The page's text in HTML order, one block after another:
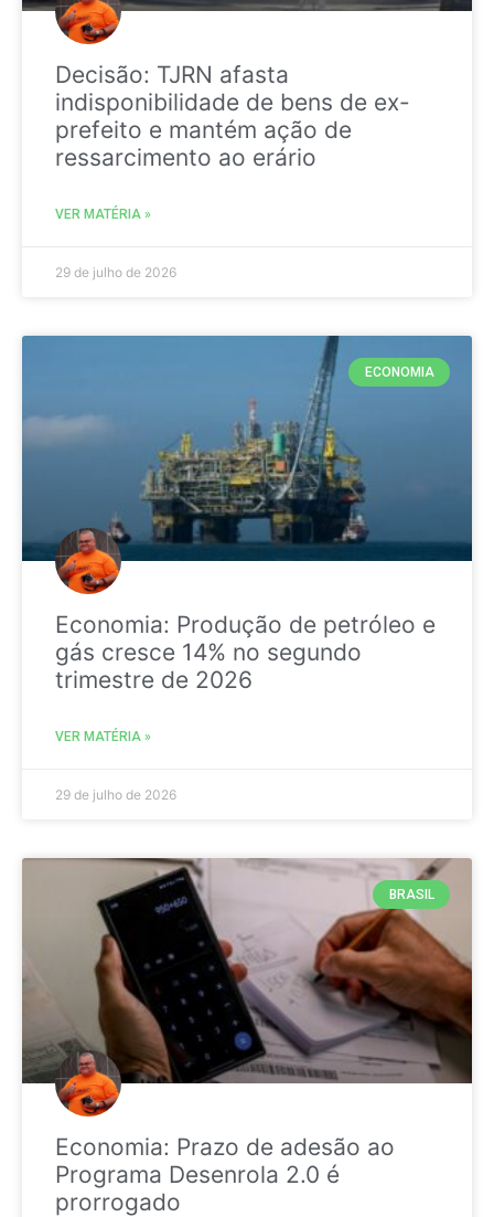
Decisão: TJRN afasta
indisponibilidade de bens de ex-
prefeito e mantém ação de
ressarcimento ao erário
VER MATÉRIA »
29 de julho de 2026
ECONOMIA
Economia: Produção de petróleo e
gás cresce 14% no segundo
trimestre de 2026
VER MATÉRIA »
29 de julho de 2026
BRASIL
Economia: Prazo de adesão ao
Programa Desenrola 2.0 é
prorrogado